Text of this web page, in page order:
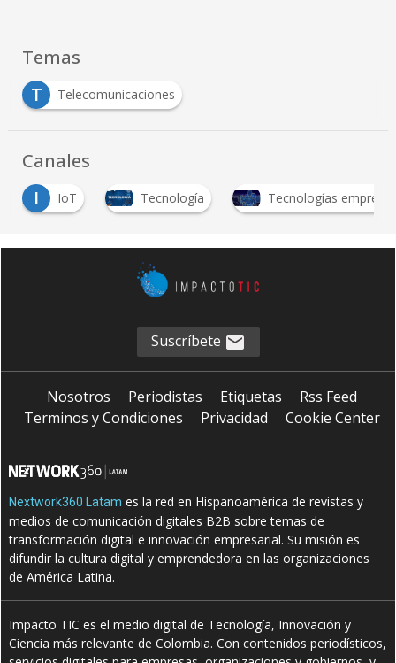
Temas
T
Telecomunicaciones
Canales
I
IoT Tecnología Tecnologías
Suscríbete
Nosotros Periodistas Etiquetas
Rss Feed
Terminos y Condiciones
Privacidad Cookie Center
Nextwork360 Latam es la red en Hispanoamérica de revistas y
medios de comunicación digitales B2B sobre temas de
transformación digital e innovación empresarial. Su misión es
difundir la cultura digital y emprendedora en las organizaciones
de América Latina.
Impacto TIC es el medio digital de Tecnología, Innovación y
Ciencia más relevante de Colombia. Con contenidos periodísticos,